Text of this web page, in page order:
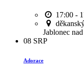
17:00 -
Jablonec
08 SRP
Adorace